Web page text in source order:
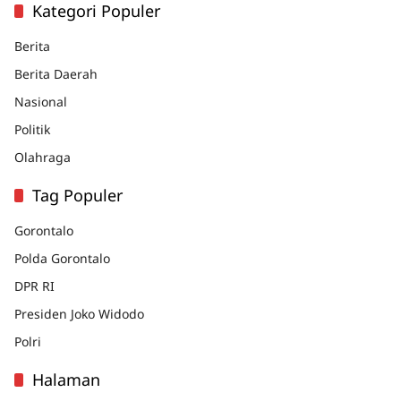
Kategori Populer
Berita
Berita Daerah
Nasional
Politik
Olahraga
Tag Populer
Gorontalo
Polda Gorontalo
DPR RI
Presiden Joko Widodo
Polri
Halaman